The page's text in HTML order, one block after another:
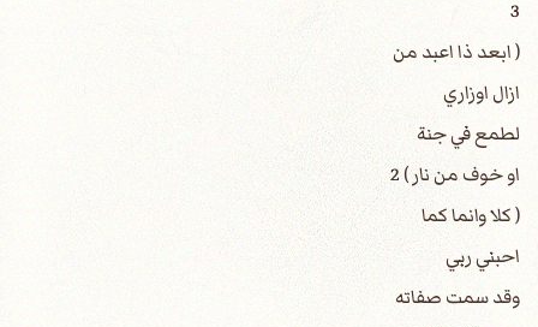
3
( ابعد ذا اعبد من
ازال اوزاري
لطمع في جنة
او خوف من نار ) 2
( كلا وانما كما
احبني ربي
وقد سمت صفاته